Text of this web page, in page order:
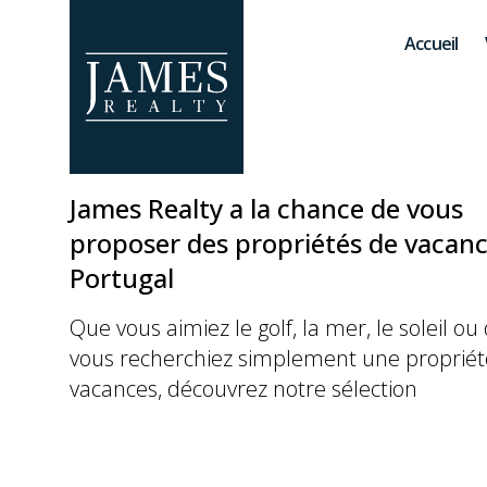
Accueil
James Realty a la chance de vous
proposer des propriétés de
Portugal
Que vous aimiez le golf, la mer, le soleil ou
vous recherchiez simplement une
vacances, découvrez notre sélection